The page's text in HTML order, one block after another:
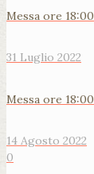
Messa ore 18:00
31 Luglio 2022
Messa ore 18:00
14 Agosto 2022
0